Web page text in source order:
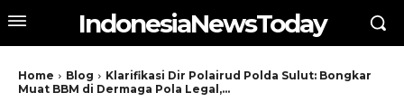
IndonesiaNewsToday
Home Blog
Klarifikasi Dir Polairud Polda Sulut: Bongkar
Muat BBM di Dermaga Pola Legal,...